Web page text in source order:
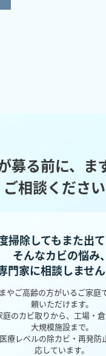
募る前に、ま
ご相談ください
掃除してもまた出
そんなカビの悩み、
門家に相談しませ
やご高齢の方がいるご家庭
頼いただけます。
庭のカビ取りから、工場・
大規模施設まで。
療レベルの除カビ・再発防
応しています。